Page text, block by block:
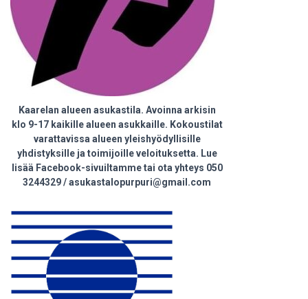
Kaarelan alueen asukastila. Avoinna arkisin
klo 9-17 kaikille alueen asukkaille. Kokoustilat
varattavissa alueen yleishyödyllisille
yhdistyksille ja toimijoille veloituksetta. Lue
lisää Facebook-sivuiltamme tai ota yhteys 050
3244329 / asukastalopurpuri@gmail.com